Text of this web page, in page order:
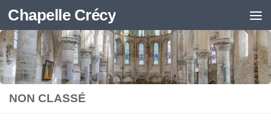
Skip to content
Chapelle Crécy
NON CLASSÉ